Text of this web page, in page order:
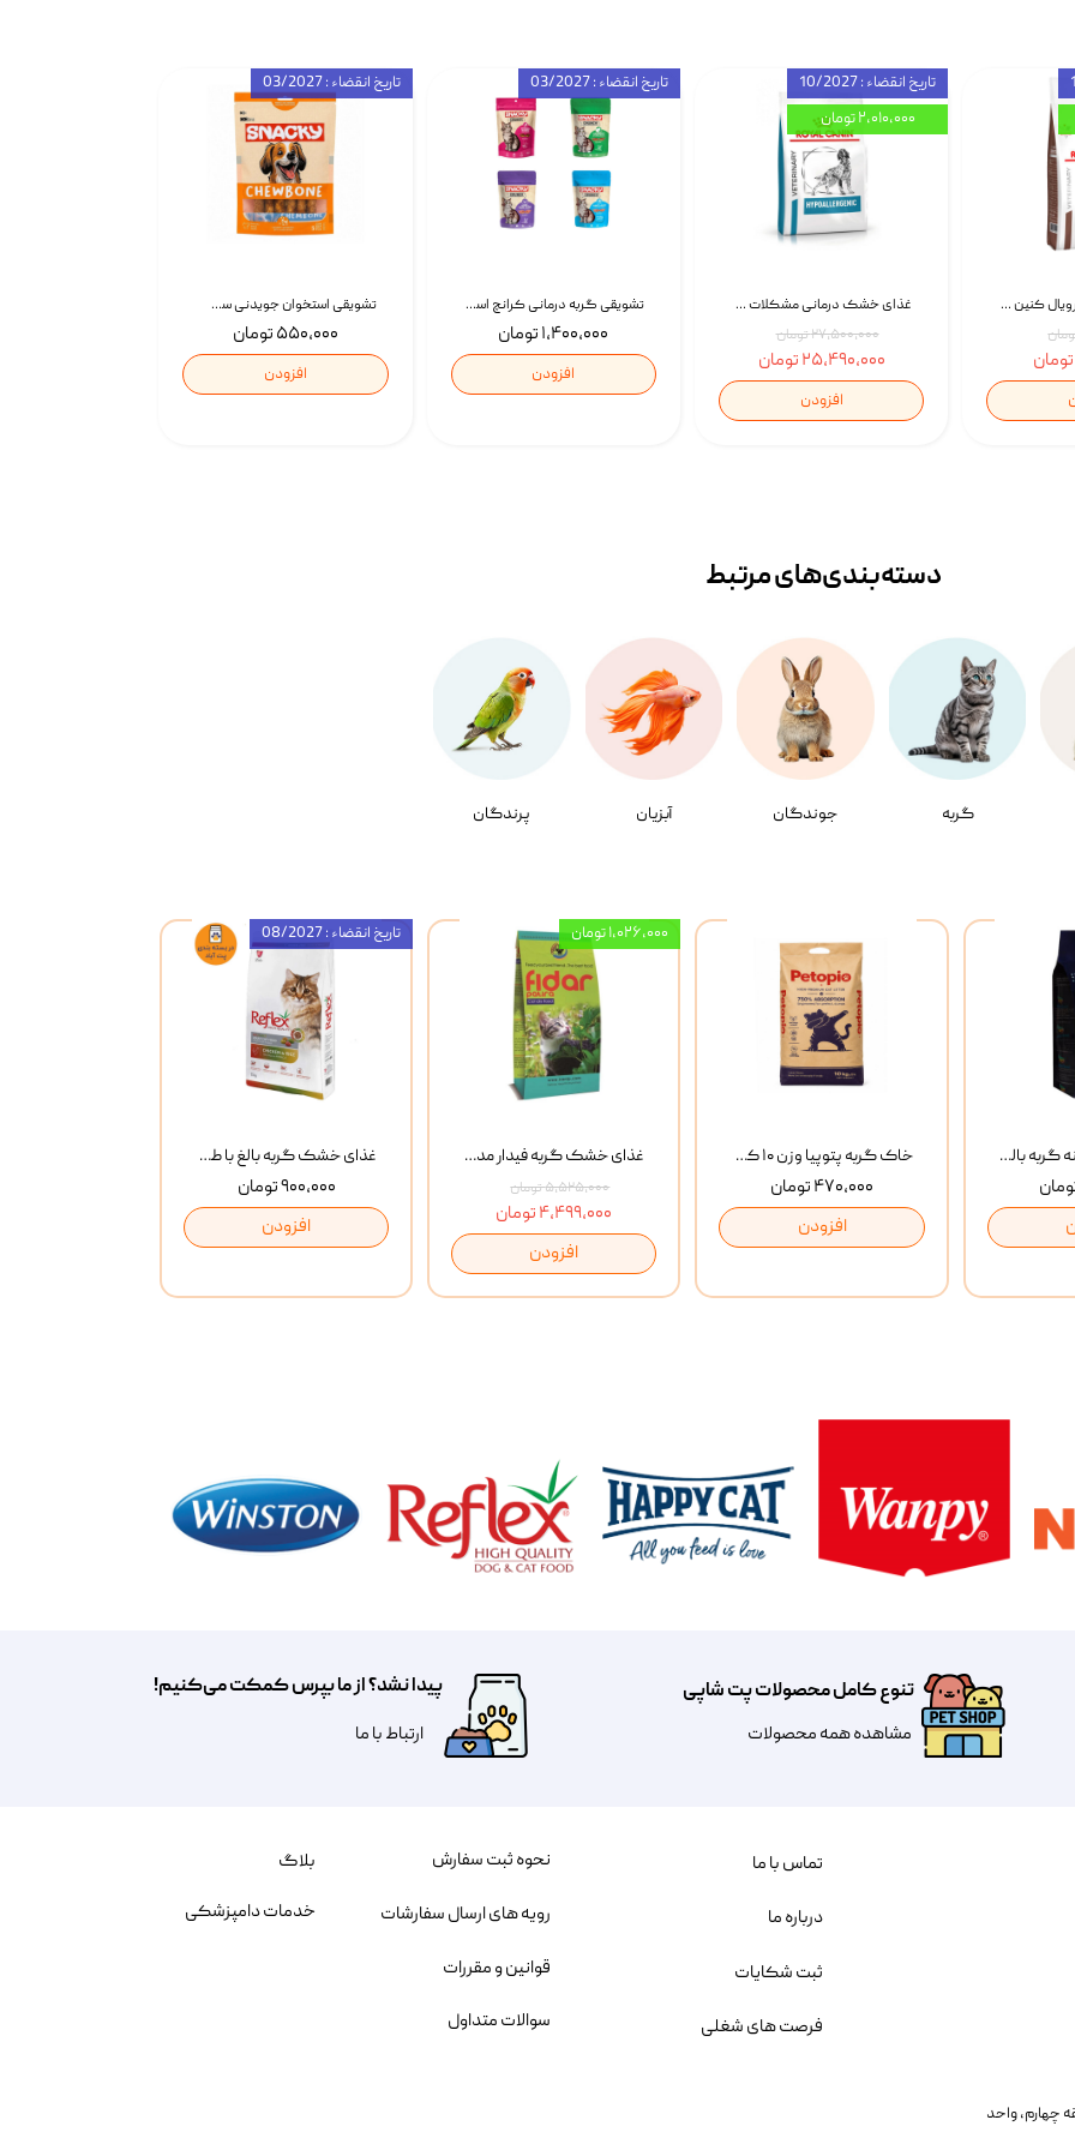
تشویقی استخوان جویدنی سگ اسنکی کرانچی با طعم مرغ Snacky Crunchy Munchy وزن 100 گرم
۵۵۰,۰۰۰ تومان
افزودن
تاریخ انقضاء : 03/2027
تشویقی گربه درمانی کرانچ اسنکی با طعم میکس Snacky Crunch Cat Treats وزن 60 گرم بسته 4 عددی
۱,۴۰۰,۰۰۰ تومان
افزودن
تاریخ انقضاء : 03/2027
غذای خشک درمانی مشکلات گوارشی سگ رویال کنین Royal Canin Hypoallergenic وزن 7 کیلوگرم | پت استوک
۲۷,۵۰۰,۰۰۰ تومان
۲۵,۴۹۰,۰۰۰ تومان
افزودن
تاریخ انقضاء : 10/2027
۲,۰۱۰,۰۰۰ تومان
غذای خشک گربه رویال کنین Gastrointestinal Fibre Response وزن 2 کیلوگرم | پت استوک
گربه جوندگان آبزیان پرندگان
دسته‌بندی‌‌های مرتبط
غذای خشک گربه بالغ با طعم مرغ و برنج رفلکس Reflex Multi Color Chicken And Rice وزن 1 کیلوگرم
۹۰۰,۰۰۰ تومان
افزودن
تاریخ انقضاء : 08/2027
غذای خشک گربه فیدار مدل Adult وزن 10 کیلوگرم
۵,۵۲۵,۰۰۰ تومان
۴,۴۹۹,۰۰۰ تومان
افزودن
۱,۰۲۶,۰۰۰ تومان
خاک گربه پتوپیا وزن ۱۰ کیلوگرم
۴۷۰,۰۰۰ تومان
افزودن
غذای خشک روزانه گربه بالغ مفید MoFeed Adult Daily Cat Food وزن 2 کیلوگرم
تنوع کامل محصولات پت شاپی
مشاهده همه محصولات
پیدا نشد؟ از ما بپرس کمکت می‌کنیم!
​​​ارتباط با ما
خیابان بنی هاشم پلاک ۲۰۲ ، طبقه چهارم، واحد
نحوه ثبت سفارش
رویه های ارسال سفارشات
قوانین و مقررات
سوالات متداول
تماس با ما
درباره ما
ثبت شکایات
فرصت های شغلی
بلاگ
خدمات دامپزشکی